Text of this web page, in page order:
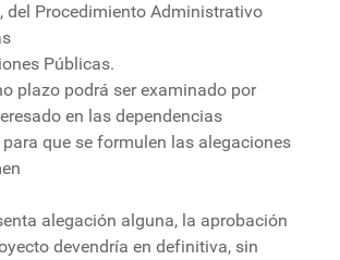
del Procedimiento Administrativo
Públicas.
plazo podrá ser examinado por
en las dependencias
que se formulen las alegaciones
alegación alguna, la aprobación
devendría en definitiva, sin